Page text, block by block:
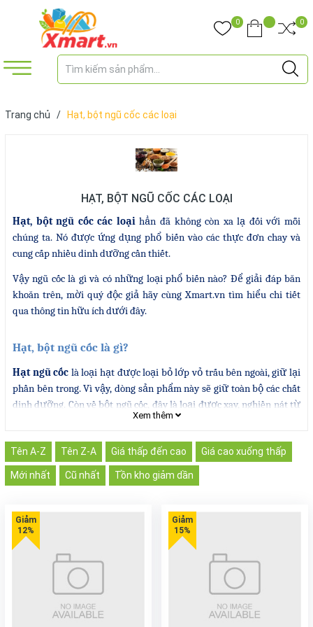
0 0
Trang chủ / Hạt, bột ngũ cốc các loại
HẠT, BỘT NGŨ CỐC CÁC LOẠI
Hạt, bột ngũ cốc các loạihẳn đã không còn xa lạ đối với mỗi
chúng ta. Nó được ứng dụng phổ biến vào các thực đơn chay và
cung cấp nhiều dinh dưỡng cần thiết.
Vậy ngũ cốc là gì và có những loại phổ biến nào? Để giải đáp băn
khoăn trên, mời quý độc giả hãy cùng Xmart.vn tìm hiểu chi tiết
qua thông tin hữu ích dưới đây.
Hạt, bột ngũ cốc là gì?
Hạt ngũ cốc là loại hạt được loại bỏ lớp vỏ trấu bên ngoài, giữ lại
phần bên trong. Vì vậy, dòng sản phẩm này sẽ giữ toàn bộ các chất
dinh dưỡng. Còn về bột ngũ cốc, đây là loại được xay, nghiền nát từ
Xem thêm
Tên A-Z Tên Z-A Giá thấp đến cao Giá cao xuống thấp
Mới nhất Cũ nhất Tồn kho giảm dần